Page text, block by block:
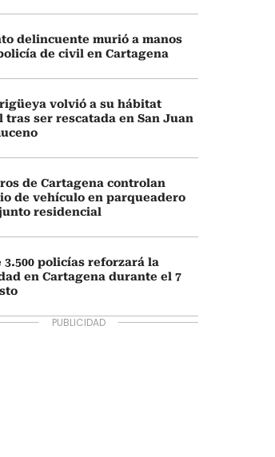
delincuente murió a manos
de civil en Cartagena
volvió a su hábitat
tras ser rescatada en San Juan
de Cartagena controlan
de vehículo en parqueadero
residencial
3.500 policías reforzará la
en Cartagena durante el 7